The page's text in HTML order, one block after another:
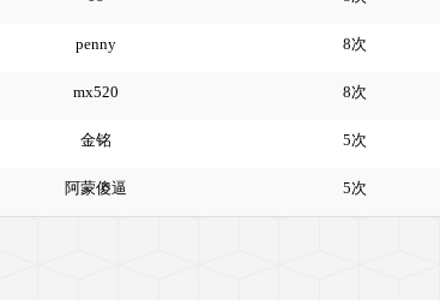
penny 8次
mx520 8次
金铭 5次
阿蒙傻逼 5次